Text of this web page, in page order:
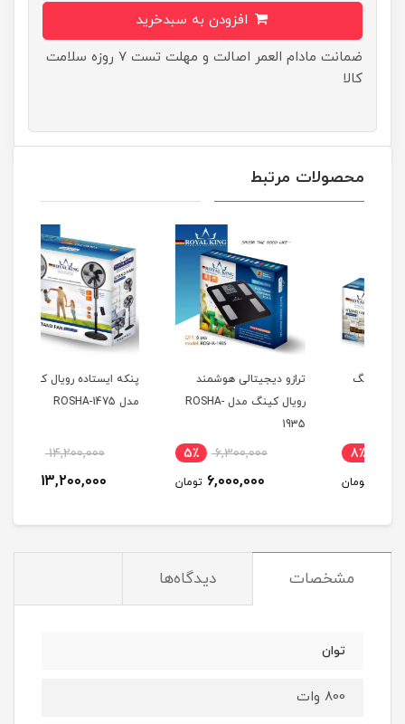
ضمانت مادام العمر اصالت و مهلت تست ۷ روزه سلامت
کالا
محصولات مرتبط
ترازو دیجیتالی هوشمند
رویال کینگ مدل ROSHA-
6,300,000 5٪
6,000,000 تومان
پنکه ایستاده رویال کینگ
14,200,000 8٪
13,200,000 تومان
مشخصات دیدگاه‌ها
توان
800 وات